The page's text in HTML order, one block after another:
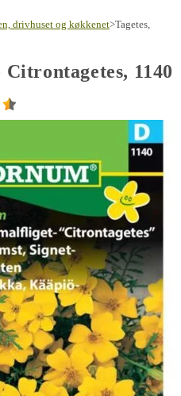
drivhuset og køkkenet>Tagetes,
1140